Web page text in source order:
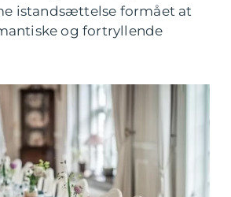
istandsættelse formået at
og fortryllende